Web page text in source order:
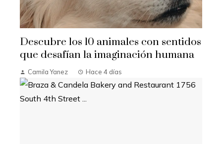
Descubre los 10 animales con sentidos
que desafían la imaginación humana
Camila Yanez Hace 4 días